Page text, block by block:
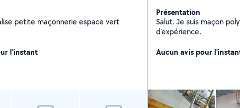
petite maçonnerie espace vert
l'instant
Présentation
Salut. Je suis maçon polyvalent plus de 10 ans
d'expérience.
Aucun avis pour